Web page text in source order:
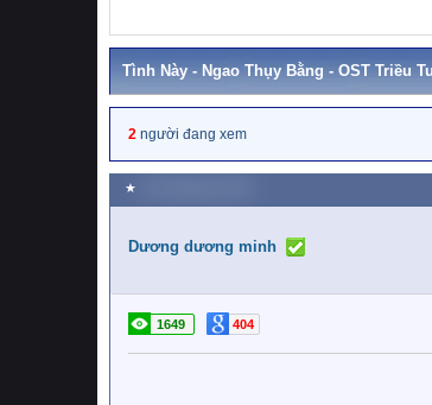
Tình Này - Ngao Thụy Bằng - OST Triều
2 người đang xem
★
Dương dương minh
1649 404